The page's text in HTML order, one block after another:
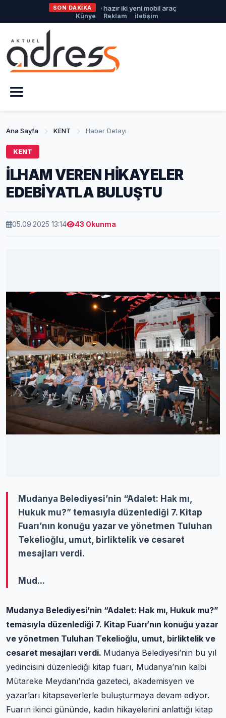
SON DAKİKA
Büyükşehir'den afetlere hazır iki yeni mobil araç
Künye Reklam iletişim
Ana Sayfa KENT Haber Detayı
KENT
İLHAM VEREN HİKAYELER
EDEBİYATLA BULUŞTU
05.09.2025 13:14 43 Okunma
Mudanya Belediyesi’nin “Adalet: Hak mı,
Hukuk mu?” temasıyla düzenlediği 7. Kitap
Fuarı’nın konuğu yazar ve yönetmen Tuluhan
Tekelioğlu, umut, birliktelik ve cesaret
mesajları verdi.
Mud...
Mudanya Belediyesi’nin “Adalet: Hak mı, Hukuk mu?”
temasıyla düzenlediği 7. Kitap Fuarı’nın konuğu yazar
ve yönetmen Tuluhan Tekelioğlu, umut, birliktelik ve
cesaret mesajları verdi. Mudanya Belediyesi’nin bu yıl
yedincisini düzenlediği kitap fuarı, Mudanya’nın kalbi
Mütareke Meydanı’nda gazeteci, akademisyen ve
yazarları kitapseverlerle buluşturmaya devam ediyor.
Fuarın ikinci gününde, kadın hikayelerini anlattığı kitap